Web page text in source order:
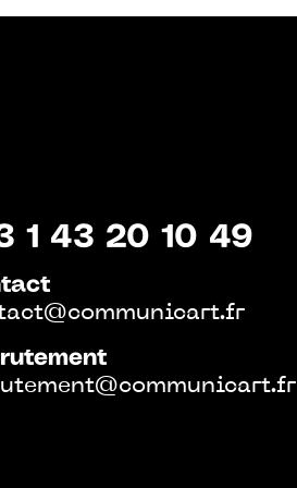
1 43 20 10 49